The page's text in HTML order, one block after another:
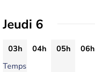
Jeudi 6
03h 04h 05h 06h
Temps